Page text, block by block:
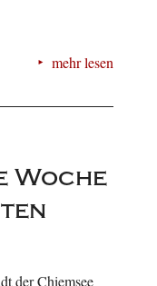
mehr lesen
Woche
der Chiemsee